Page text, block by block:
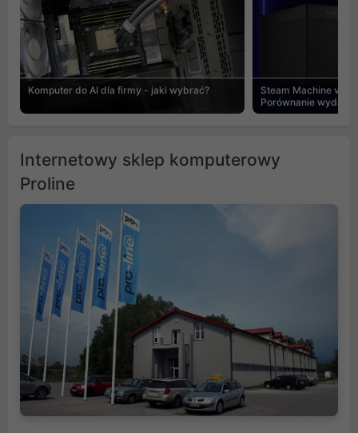
Komputer do AI dla firmy - jaki wybrać?
Steam Machine vs
Porównanie
Internetowy sklep komputerowy
Proline